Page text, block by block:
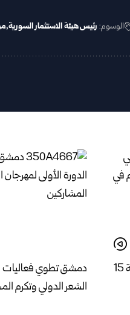
الوسوم: رئيس هيئة الاستثمار السورية
اختتام دورة لغة الإشارة في إدلب بمشاركة 15
دمشق تطوي فعاليات
الشعر الدولي وتكرم